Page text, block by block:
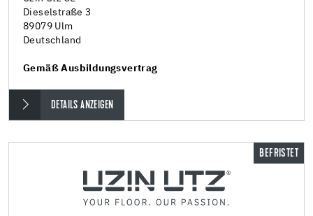
Dieselstraße 3
89079 Ulm
Deutschland
Gemäß Ausbildungsvertrag
DETAILS ANZEIGEN
BEFRISTET